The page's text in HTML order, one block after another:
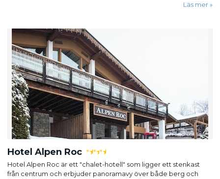
Läs mer
Hotel Alpen Roc ★★★
Hotel Alpen Roc är ett "chalet-hotell" som ligger ett stenkast
från centrum och erbjuder panoramavy över både berg och